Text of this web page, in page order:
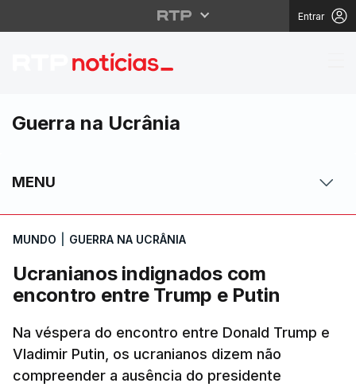
Entrar
Ucranianos
Guerra na Ucrânia
MENU
MUNDO GUERRA NA UCRÂNIA
Ucranianos indignados com
encontro entre Trump e Putin
Na véspera do encontro entre Donald Trump e
Vladimir Putin, os ucranianos dizem não
compreender a ausência do presidente